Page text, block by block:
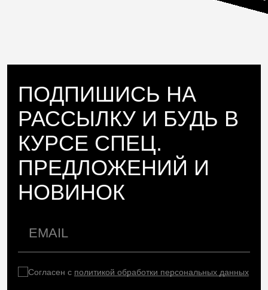
ПОДПИШИСЬ НА
РАССЫЛКУ И БУДЬ В
КУРСЕ СПЕЦ.
ПРЕДЛОЖЕНИЙ И
НОВИНОК
Согласен с политикой обработки персональных данных